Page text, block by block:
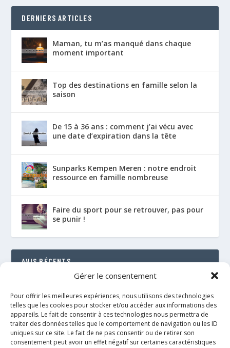
Gérer le consentement
Pour offrir les meilleures expériences, nous utilisons des technologies
telles que les cookies pour stocker et/ou accéder aux informations des
appareils. Le fait de consentir à ces technologies nous permettra de
traiter des données telles que le comportement de navigation ou les ID
uniques sur ce site. Le fait de ne pas consentir ou de retirer son
consentement peut avoir un effet négatif sur certaines caractéristiques
DERNIERS ARTICLES
Maman, tu m’as manqué dans chaque
moment important
Top des destinations en famille selon la
saison
De 15 à 36 ans : comment j’ai vécu avec
une date d’expiration dans la tête
Sunparks Kempen Meren : notre endroit
ressource en famille nombreuse
Faire du sport pour se retrouver, pas pour
se punir !
AVIS RÉCENTS
bord de la Semois
RÉSULTAT : 88%
Le néo de Néobulle {portage physio}
RÉSULTAT : 97%